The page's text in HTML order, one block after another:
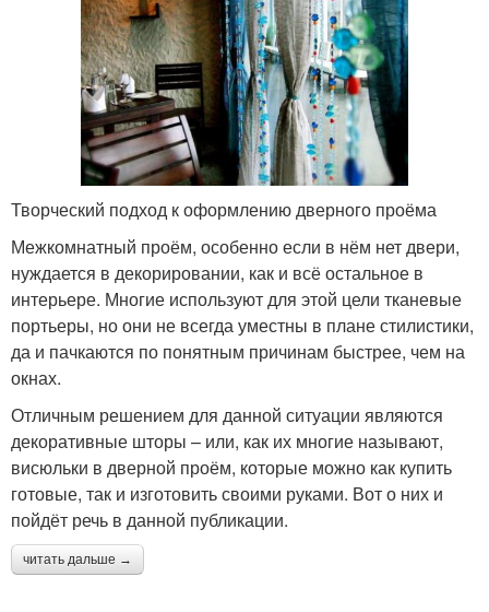
Творческий подход к оформлению дверного проёма
Межкомнатный проём, особенно если в нём нет двери,
нуждается в декорировании, как и всё остальное в
интерьере. Многие используют для этой цели тканевые
портьеры, но они не всегда уместны в плане стилистики,
да и пачкаются по понятным причинам быстрее, чем на
окнах.
Отличным решением для данной ситуации являются
декоративные шторы – или, как их многие называют,
висюльки в дверной проём, которые можно как купить
готовые, так и изготовить своими руками. Вот о них и
пойдёт речь в данной публикации.
читать дальше →